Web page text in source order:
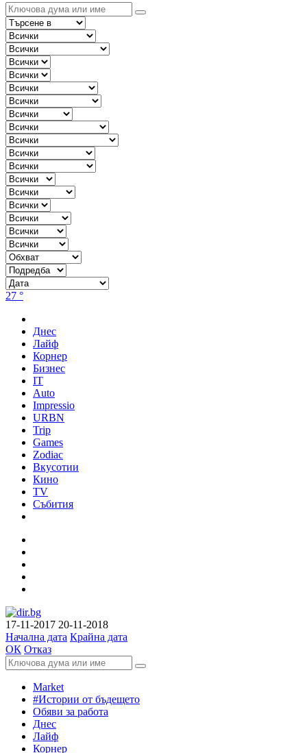
27 °
Днес
Лайф
Корнер
Бизнес
IT
Auto
Impressio
URBN
Trip
Games
Zodiac
Вкусотии
Кино
TV
Събития
17-11-2017 20-11-2018
Начална дата Крайна дата
ОК Отказ
Market
#Истории от бъдещето
Обяви за работа
Днес
Лайф
Корнер